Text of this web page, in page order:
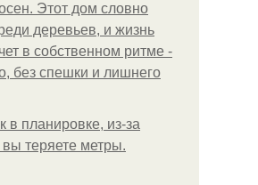
Этот дом словно
деревьев, и жизнь
в собственном ритме -
без спешки и лишнего
в планировке, из-за
вы теряете метры.